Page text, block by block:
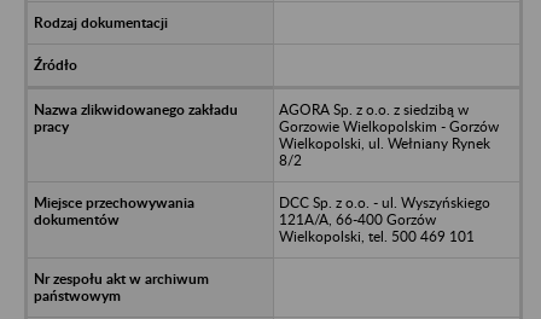
AGORA Sp. z o.o. z siedzibą w
Gorzowie Wielkopolskim - Gorzów
Wielkopolski, ul. Wełniany Rynek
8/2
DCC Sp. z o.o. - ul. Wyszyńskiego
121A/A, 66-400 Gorzów
Wielkopolski, tel. 500 469 101